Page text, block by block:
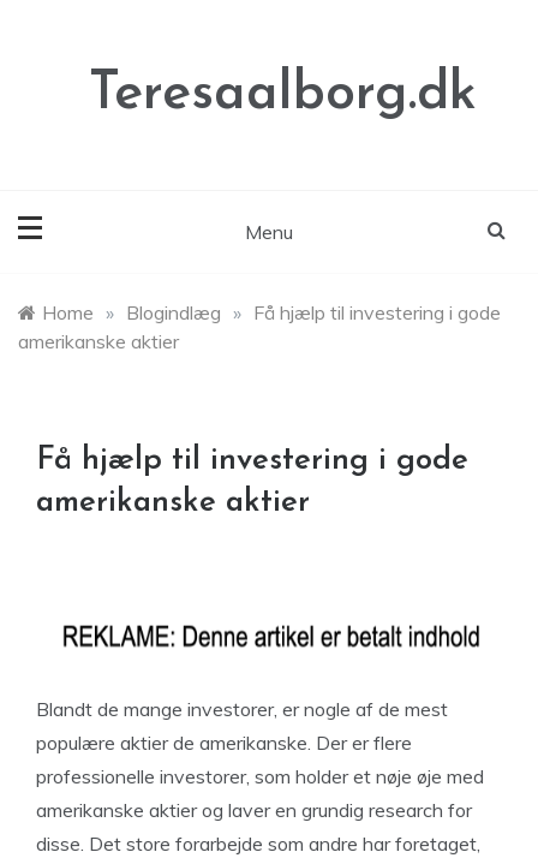
Teresaalborg.dk
Menu
Home » Blogindlæg » Få hjælp til investering i gode
amerikanske aktier
Få hjælp til investering i gode
amerikanske aktier
Blandt de mange investorer, er nogle af de mest
populære aktier de amerikanske. Der er flere
professionelle investorer, som holder et nøje øje med
amerikanske aktier og laver en grundig research for
disse. Det store forarbejde som andre har foretaget,